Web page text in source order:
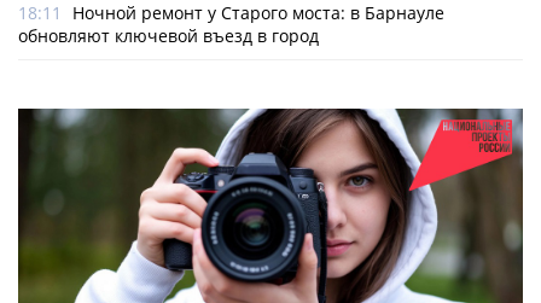
18:11
Ночной ремонт у Старого моста: в Барнауле
обновляют ключевой въезд в город